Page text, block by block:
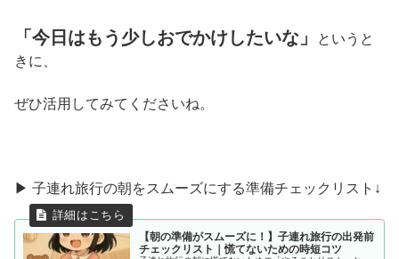
「今日はもう少しおでかけしたいな」
というと
きに、
ぜひ活用してみてくださいね。
▶ 子連れ旅行の朝をスムーズにする準備チェックリスト↓
【朝の準備がスムーズに！】子連れ旅行の出発前
チェックリスト｜慌てないための時短コツ